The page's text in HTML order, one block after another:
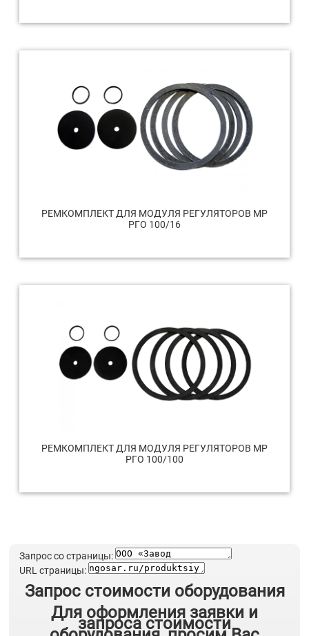
РЕМКОМПЛЕКТ ДЛЯ МОДУЛЯ РЕГУЛЯТОРОВ МР
РГО 100/16
РЕМКОМПЛЕКТ ДЛЯ МОДУЛЯ РЕГУЛЯТОРОВ МР
РГО 100/100
Запрос со страницы:
URL страницы:
Запрос стоимости оборудования
Для оформления заявки и
запроса стоимости